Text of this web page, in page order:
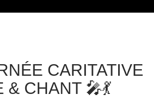
CARITATIVE
& CHANT 🎤💃